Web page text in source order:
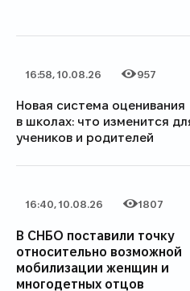
Дата публикации
16:58, 10.08.26
Категория
Количество просмотров
957
Новая система оценивания
в школах: что изменится
учеников и родителей
Дата публикации
16:40, 10.08.26
Категория
Количество просмотров
1807
В СНБО поставили точку
относительно возможной
мобилизации женщин и
многодетных отцов